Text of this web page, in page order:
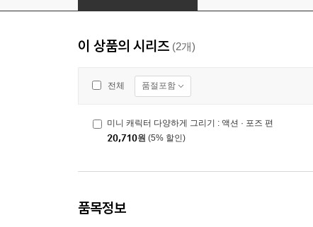
이 상품의 시리즈 (2개)
전체 품절포함
미니 캐릭터 다양하게 그리기 : 액션 · 포즈 편
20,710원 (5% 할인)
품목정보